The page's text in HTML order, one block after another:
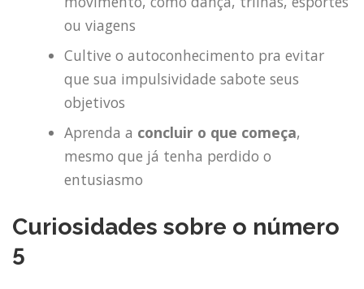
ou viagens
Cultive o autoconhecimento pra evitar
que sua impulsividade sabote seus
objetivos
Aprenda a concluir o que começa,
mesmo que já tenha perdido o
entusiasmo
Curiosidades sobre o número
5